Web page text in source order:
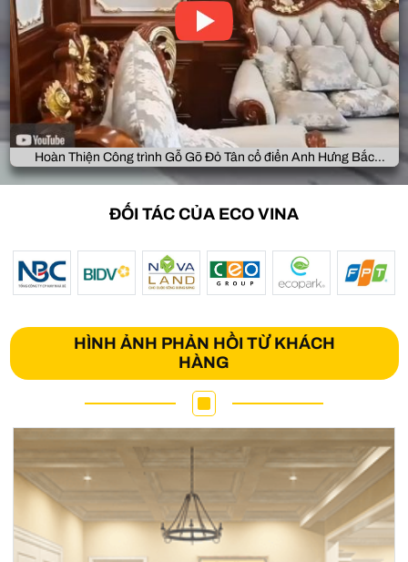
Hoàn Thiện Công trình Gỗ Gõ Đỏ Tân cổ điển Anh Hưng Bắc
Giang
ĐỐI TÁC CỦA ECO VINA
HÌNH ẢNH PHẢN HỒI TỪ KHÁCH
HÀNG